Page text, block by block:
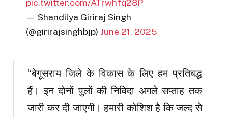
pic.twitter.com/ATrwhfq28P
— Shandilya Giriraj Singh
(@girirajsinghbjp) June 21, 2025
“बेगूसराय जिले के विकास के लिए हम प्रतिबद्ध
हैं। इन दोनों पुलों की निविदा अगले सप्ताह तक
जारी कर दी जाएगी। हमारी कोशिश है कि जल्द से